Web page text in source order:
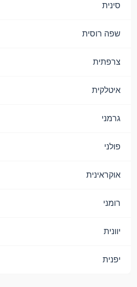
סינית
שפה רוסית
צרפתית
איטלקית
גרמני
פולני
אוקראינית
רומני
יוונית
יפנית